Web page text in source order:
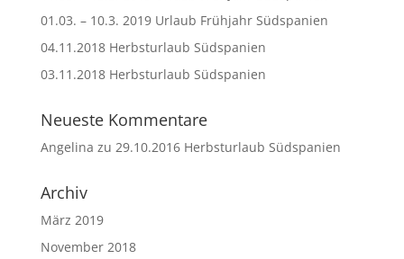
01.03. – 10.3. 2019 Urlaub Frühjahr Südspanien
04.11.2018 Herbsturlaub Südspanien
03.11.2018 Herbsturlaub Südspanien
Neueste Kommentare
Angelina zu 29.10.2016 Herbsturlaub Südspanien
Archiv
März 2019
November 2018